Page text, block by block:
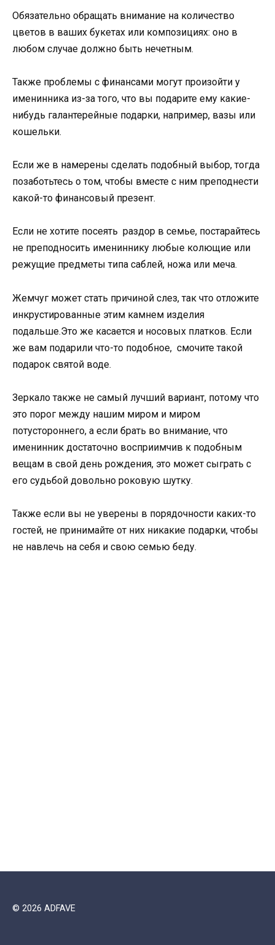
Обязательно обращать внимание на количество
цветов в ваших букетах или композициях: оно в
любом случае должно быть нечетным.
Также проблемы с финансами могут произойти у
именинника из-за того, что вы подарите ему какие-
нибудь галантерейные подарки, например, вазы или
кошельки.
Если же в намерены сделать подобный выбор, тогда
позаботьтесь о том, чтобы вместе с ним преподнести
какой-то финансовый презент.
Если не хотите посеять раздор в семье, постарайтесь
не преподносить имениннику любые колющие или
режущие предметы типа саблей, ножа или меча.
Жемчуг может стать причиной слез, так что отложите
инкрустированные этим камнем изделия
подальше.Это же касается и носовых платков. Если
же вам подарили что-то подобное, смочите такой
подарок святой воде.
Зеркало также не самый лучший вариант, потому что
это порог между нашим миром и миром
потустороннего, а если брать во внимание, что
именинник достаточно восприимчив к подобным
вещам в свой день рождения, это может сыграть с
его судьбой довольно роковую шутку.
Также если вы не уверены в порядочности каких-то
гостей, не принимайте от них никакие подарки, чтобы
не навлечь на себя и свою семью беду.
© 2026 ADFAVE